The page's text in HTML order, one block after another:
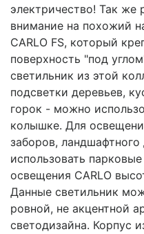
электричество! Так же
внимание на похожий
CARLO FS, который
поверхность "под
светильник из этой
подсветки деревьев,
горок - можно
колышке. Для
заборов,
использовать
освещения CARLO
Данные светильник
ровной, не акцентной
светодизайна. Корпус